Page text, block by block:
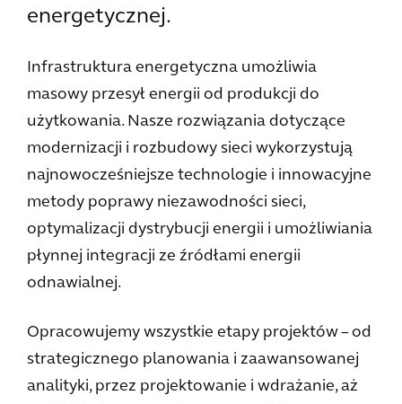
energetycznej.
Infrastruktura energetyczna umożliwia
masowy przesył energii od produkcji do
użytkowania. Nasze rozwiązania dotyczące
modernizacji i rozbudowy sieci wykorzystują
najnowocześniejsze technologie i innowacyjne
metody poprawy niezawodności sieci,
optymalizacji dystrybucji energii i umożliwiania
płynnej integracji ze źródłami energii
odnawialnej.
Opracowujemy wszystkie etapy projektów – od
strategicznego planowania i zaawansowanej
analityki, przez projektowanie i wdrażanie, aż